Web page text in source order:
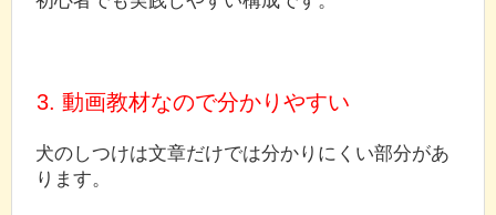
3. 動画教材なので分かりやすい
犬のしつけは文章だけでは分かりにくい部分があ
ります。